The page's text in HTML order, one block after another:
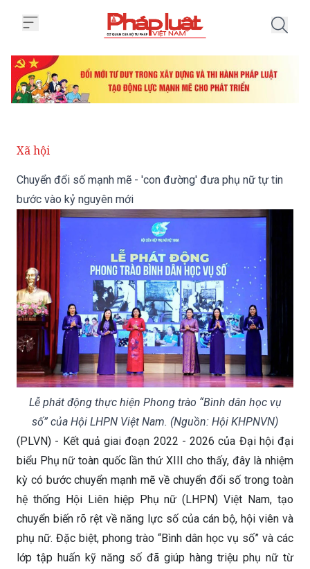
Xã hội
Chuyển đổi số mạnh mẽ - 'con đường' đưa phụ nữ tự tin
bước vào kỷ nguyên mới
Lễ phát động thực hiện Phong trào “Bình dân học vụ
số” của Hội LHPN Việt Nam. (Nguồn: Hội KHPNVN)
(PLVN) - Kết quả giai đoạn 2022 - 2026 của Đại hội đại
biểu Phụ nữ toàn quốc lần thứ XIII cho thấy, đây là nhiệm
kỳ có bước chuyển mạnh mẽ về chuyển đổi số trong toàn
hệ thống Hội Liên hiệp Phụ nữ (LHPN) Việt Nam, tạo
chuyển biến rõ rệt về năng lực số của cán bộ, hội viên và
phụ nữ. Đặc biệt, phong trào “Bình dân học vụ số” và các
lớp tập huấn kỹ năng số đã giúp hàng triệu phụ nữ từ